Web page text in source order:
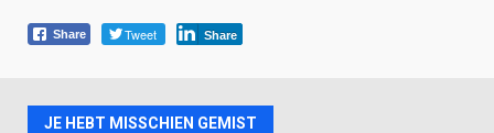
Share Tweet Share
JE HEBT MISSCHIEN GEMIST